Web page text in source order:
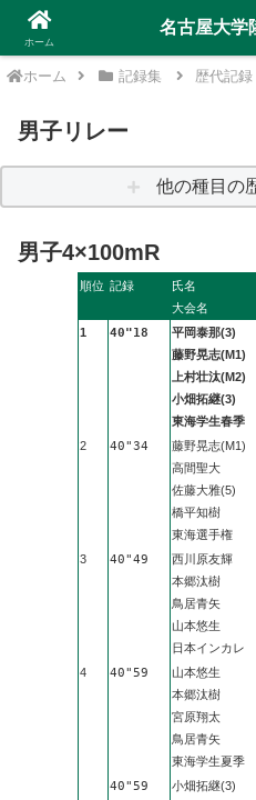
ホーム 記録集 歴代記
男子リレー
他の種目の
男子4×100mR
順位 記録
氏名
大会名
1
40"18
平岡泰那(3)
藤野晃志(M1)
上村壮汰(M2)
小畑拓継(3)
東海学生春季
2 40"34
藤野晃志(M1)
高間聖大
佐藤大雅(5)
橋平知樹
東海選手権
3 40"49
西川原友輝
本郷汰樹
鳥居青矢
山本悠生
日本インカレ
4 40"59
山本悠生
本郷汰樹
宮原翔太
鳥居青矢
東海学生夏季
40"59
小畑拓継(3)
ホーム
名古屋大学